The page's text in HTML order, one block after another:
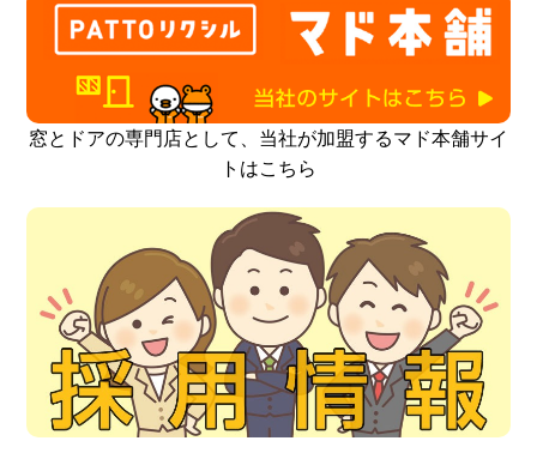
窓とドアの専門店として、当社が加盟するマド本舗サイ
トはこちら